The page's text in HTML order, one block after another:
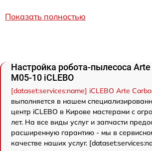
Показать полностью
Настройка робота-пылесоса Arte
M05-10 iCLEBO
[dataset:services:name] iCLEBO Arte
выполняется в нашем
центр iCLEBO в Кирове мастерами с
лет. На все виды услуг и запчасти
расширенную гарантию - мы в
качестве наших услуг.